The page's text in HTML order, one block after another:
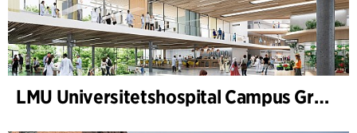
LMU Universitetshospital Campus Grosshadern